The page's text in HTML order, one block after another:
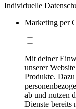
Individuelle
Marketing per
Mit deiner
unserer
Produkte.
ab und nutzen
Dienste bereits